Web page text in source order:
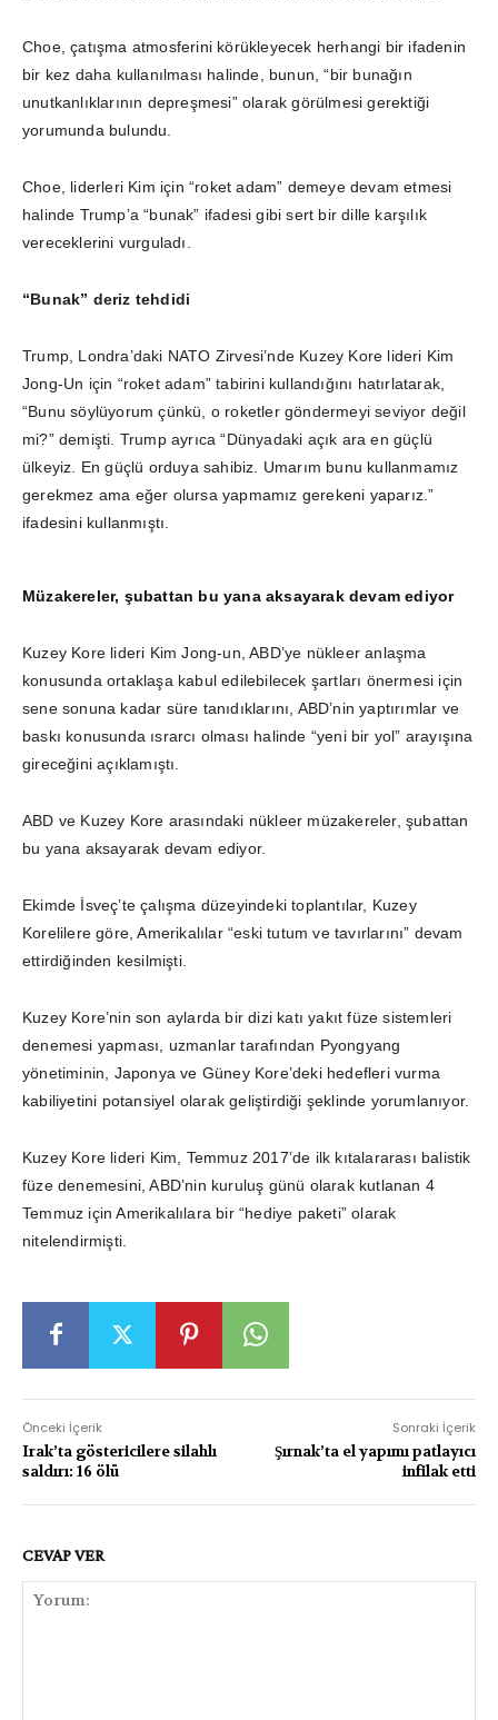
Choe, çatışma atmosferini körükleyecek herhangi bir ifadenin
bir kez daha kullanılması halinde, bunun, “bir bunağın
unutkanlıklarının depreşmesi” olarak görülmesi gerektiği
yorumunda bulundu.
Choe, liderleri Kim için “roket adam” demeye devam etmesi
halinde Trump’a “bunak” ifadesi gibi sert bir dille karşılık
vereceklerini vurguladı.
“Bunak” deriz tehdidi
Trump, Londra’daki NATO Zirvesi’nde Kuzey Kore lideri Kim
Jong-Un için “roket adam” tabirini kullandığını hatırlatarak,
“Bunu söylüyorum çünkü, o roketler göndermeyi seviyor değil
mi?” demişti. Trump ayrıca “Dünyadaki açık ara en güçlü
ülkeyiz. En güçlü orduya sahibiz. Umarım bunu kullanmamız
gerekmez ama eğer olursa yapmamız gerekeni yaparız.”
ifadesini kullanmıştı.
Müzakereler, şubattan bu yana aksayarak devam ediyor
Kuzey Kore lideri Kim Jong-un, ABD’ye nükleer anlaşma
konusunda ortaklaşa kabul edilebilecek şartları önermesi için
sene sonuna kadar süre tanıdıklarını, ABD’nin yaptırımlar ve
baskı konusunda ısrarcı olması halinde “yeni bir yol” arayışına
gireceğini açıklamıştı.
ABD ve Kuzey Kore arasındaki nükleer müzakereler, şubattan
bu yana aksayarak devam ediyor.
Ekimde İsveç’te çalışma düzeyindeki toplantılar, Kuzey
Korelilere göre, Amerikalılar “eski tutum ve tavırlarını” devam
ettirdiğinden kesilmişti.
Kuzey Kore’nin son aylarda bir dizi katı yakıt füze sistemleri
denemesi yapması, uzmanlar tarafından Pyongyang
yönetiminin, Japonya ve Güney Kore’deki hedefleri vurma
kabiliyetini potansiyel olarak geliştirdiği şeklinde yorumlanıyor.
Kuzey Kore lideri Kim, Temmuz 2017’de ilk kıtalararası balistik
füze denemesini, ABD’nin kuruluş günü olarak kutlanan 4
Temmuz için Amerikalılara bir “hediye paketi” olarak
nitelendirmişti.
Önceki İçerik
Irak’ta göstericilere silahlı
saldırı: 16 ölü
Sonraki İçerik
Şırnak’ta el yapımı patlayıcı
infilak etti
CEVAP VER